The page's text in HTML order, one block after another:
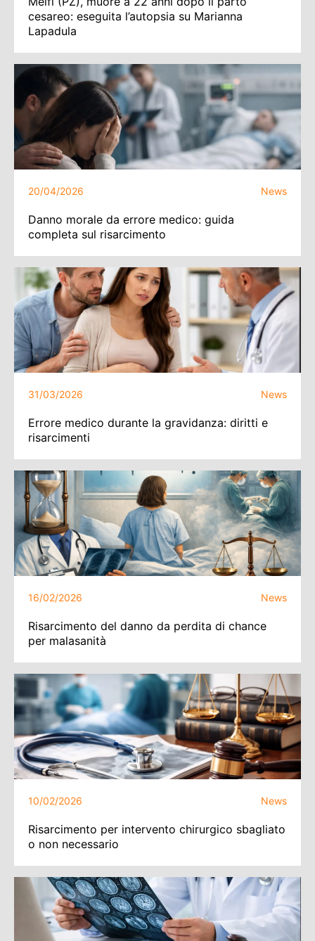
cesareo: eseguita l’autopsia su Marianna
Lapadula
20/04/2026 News
Danno morale da errore medico: guida
completa sul risarcimento
31/03/2026 News
Errore medico durante la gravidanza: diritti e
risarcimenti
16/02/2026 News
Risarcimento del danno da perdita di chance
per malasanità
10/02/2026 News
Risarcimento per intervento chirurgico sbagliato
o non necessario